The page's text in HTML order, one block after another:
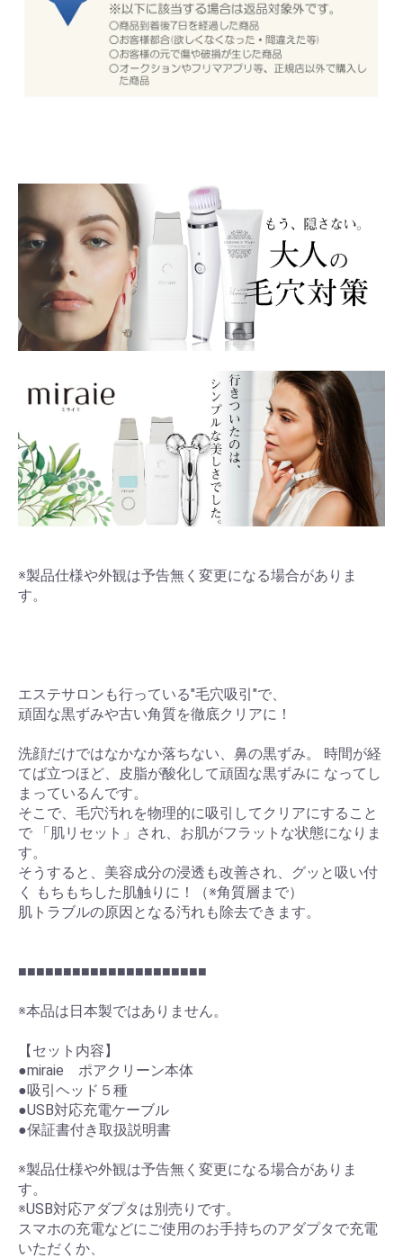
※製品仕様や外観は予告無く変更になる場合がありま
す。
エステサロンも行っている"毛穴吸引"で、
頑固な黒ずみや古い角質を徹底クリアに！
洗顔だけではなかなか落ちない、鼻の黒ずみ。 時間が経
てば立つほど、皮脂が酸化して頑固な黒ずみに なってし
まっているんです。
そこで、毛穴汚れを物理的に吸引してクリアにすること
で 「肌リセット」され、お肌がフラットな状態になりま
す。
そうすると、美容成分の浸透も改善され、グッと吸い付
く もちもちした肌触りに！（※角質層まで）
肌トラブルの原因となる汚れも除去できます。
■■■■■■■■■■■■■■■■■■■■■
※本品は日本製ではありません。
【セット内容】
●miraie ポアクリーン本体
●吸引ヘッド５種
●USB対応充電ケーブル
●保証書付き取扱説明書
※製品仕様や外観は予告無く変更になる場合がありま
す。
※USB対応アダプタは別売りです。
スマホの充電などにご使用のお手持ちのアダプタで充電
いただくか、